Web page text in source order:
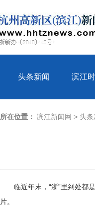
头条新闻 滨江
所在位置： 滨江新闻网 > 头条
临近年末，“浙”里到处都
片。